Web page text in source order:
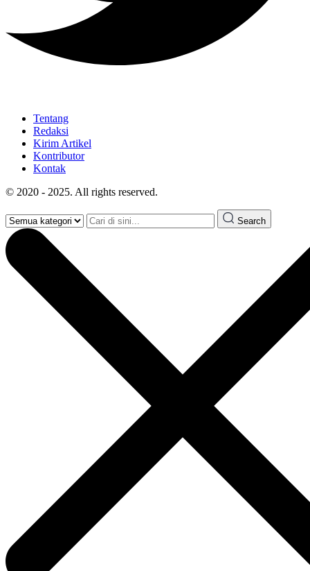
Tentang
Redaksi
Kirim Artikel
Kontributor
Kontak
© 2020 - 2025. All rights reserved.
Search